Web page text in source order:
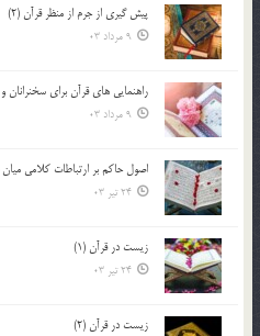
پيش گيري از جرم از منظر قرآن (2)
9 مرداد 03
راهنمایی های قرآن برای سخنرانان
9 مرداد 03
اصول حاكم بر ارتباطات كلامى
24 تیر 03
زیست در قرآن (1)
24 تیر 03
زیست در قرآن (2)